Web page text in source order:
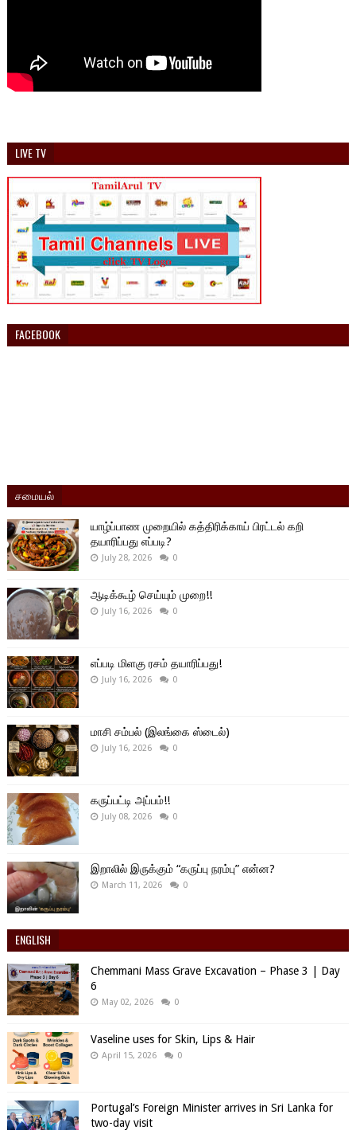
LIVE TV
FACEBOOK
சமையல்
யாழ்ப்பாண முறையில் கத்திரிக்காய் பிரட்டல் கறி
தயாரிப்பது எப்படி?
July 28, 2026 0
ஆடிக்கூழ் செய்யும் முறை!!
July 16, 2026 0
எப்படி மிளகு ரசம் தயாரிப்பது!
July 16, 2026 0
மாசி சம்பல் (இலங்கை ஸ்டைல்)
July 16, 2026 0
கருப்பட்டி அப்பம்!!
July 08, 2026 0
இறாலில் இருக்கும் “கருப்பு நரம்பு” என்ன?
March 11, 2026 0
ENGLISH
Chemmani Mass Grave Excavation – Phase 3 | Day
6
May 02, 2026 0
Vaseline uses for Skin, Lips & Hair
April 15, 2026 0
Portugal’s Foreign Minister arrives in Sri Lanka for
two-day visit